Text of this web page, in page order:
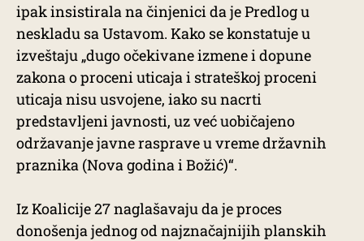
ipak insistirala na činjenici da je Predlog u
neskladu sa Ustavom. Kako se konstatuje u
izveštaju „dugo očekivane izmene i dopune
zakona o proceni uticaja i strateškoj proceni
uticaja nisu usvojene, iako su nacrti
predstavljeni javnosti, uz već uobičajeno
održavanje javne rasprave u vreme državnih
praznika (Nova godina i Božić)“.
Iz Koalicije 27 naglašavaju da je proces
donošenja jednog od najznačajnijih planskih